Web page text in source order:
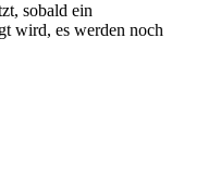
sobald ein
wird, es werden noch